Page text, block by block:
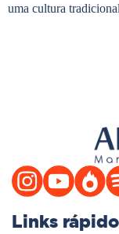
uma cultura
Links